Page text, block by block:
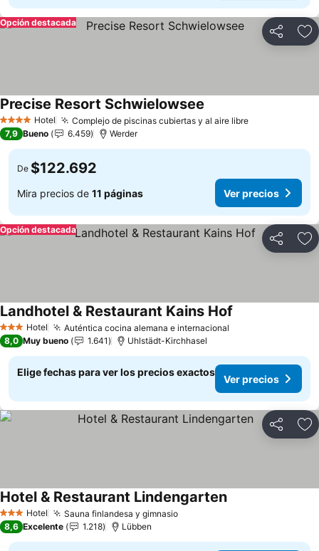
Compartir
Opción destacada
4 EstrellasHotel Complejo de piscinas cubiertas y al aire libreVer precios
Precise Resort Schwielowsee
7,9 Bueno 6.459 Werder
De $122.692
Mira precios de 11 páginas Ver precios
Compartir
Opción destacada
3 Estrellas
Hotel Auténtica cocina alemana e internacional
Landhotel & Restaurant Kains Hof
8,0 Muy bueno 1.641 Uhlstädt-Kirchhasel
Elige fechas para ver los precios exactos
Ver precios
Compartir
3 Estrellas
Hotel Sauna finlandesa y gimnasioVer precios
Hotel & Restaurant LindengartenVer precios
8,6 Excelente 1.218 Lübben